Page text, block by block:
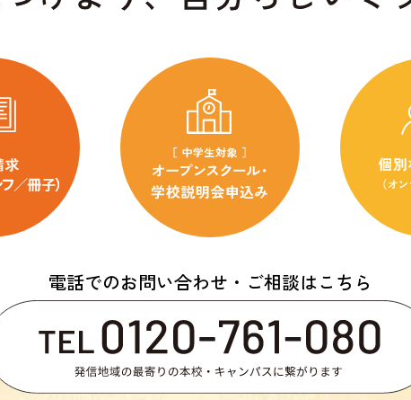
電話でのお問い合わせ・ご相談はこちら